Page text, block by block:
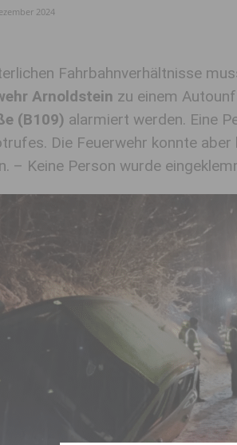
2024
Fahrbahnverhältnisse
Arnoldstein zu einem
(B109) alarmiert werden. Eine
Die Feuerwehr konnte
– Keine Person wurde